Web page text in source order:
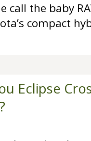
call the baby
compact
Eclipse